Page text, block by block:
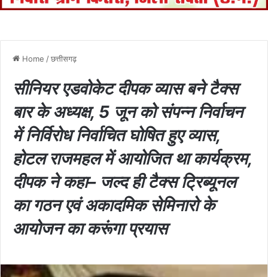
Home /छत्तीसगढ़
सीनियर एडवोकेट दीपक व्यास बने टैक्स
बार के अध्यक्ष, 5 जून को संपन्न निर्वाचन
में निर्विरोध निर्वाचित घोषित हुए व्यास,
होटल राजमहल में आयोजित था कार्यक्रम,
दीपक ने कहा– जल्द ही टैक्स ट्रिब्यूनल
का गठन एवं अकादमिक सेमिनारो के
आयोजन का करूंगा प्रयास